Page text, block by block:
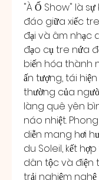
"À Ố Show" là
đáo giữa xiếc
đại và âm nhạc
đạo cụ tre nứa
biến hóa thành
ấn tượng, tái
thường của
làng quê yên
náo nhiệt.
diễn mang hơi
du Soleil, kết
dân tộc và điện
trải nghiệm